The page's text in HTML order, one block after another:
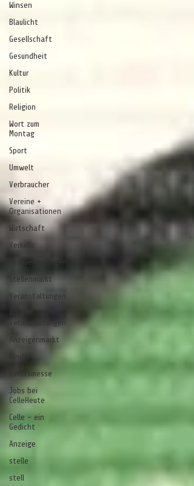
Winsen
Blaulicht
Gesellschaft
Gesundheit
Kultur
Politik
Religion
Wort zum
Montag
Sport
Umwelt
Verbraucher
Vereine +
Organisationen
Wirtschaft
Verkehr
Familienanzeigen
Stellenmarkt
Veranstaltungen
Veranstaltungen
Anzeigenmarkt
Kinder
Berufsmesse
Jobs bei
CelleHeute
Celle - ein
Gedicht
Anzeige
stelle
stell